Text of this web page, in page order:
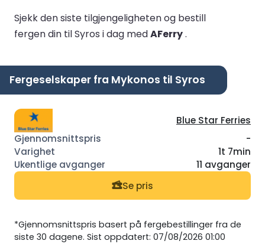
Sjekk den siste tilgjengeligheten og bestill
fergen din til Syros i dag medAFerry.
Fergeselskaper fra Mykonos til Syros
Blue Star Ferries
-
1t 7min
11 avganger
Se pris
*Gjennomsnittspris basert på fergebestillinger fra de
siste 30 dagene. Sist oppdatert: 07/08/2026 01:00